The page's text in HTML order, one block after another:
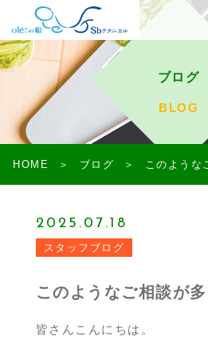
ブログ
BLOG
HOME ブログ このような
2025.07.18
スタッフブログ
このようなご相談が
皆さんこんにちは。